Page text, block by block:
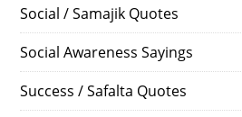
Social / Samajik Quotes
Social Awareness Sayings
Success / Safalta Quotes